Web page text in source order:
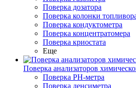
Поверка дозатора
Поверка колонки
Поверка кондуктометра
Поверка концентратомера
Поверка криостата
Еще
Поверка анализаторов
Поверка PH-метра
Поверка денсиметра